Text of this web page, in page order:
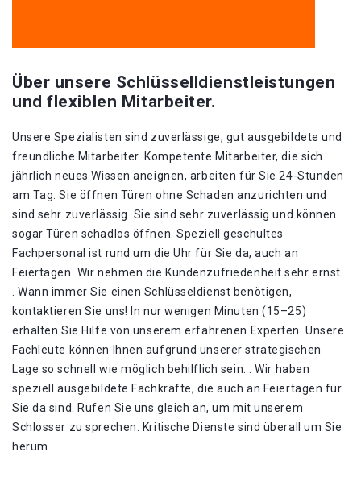
Über unsere Schlüsselldienstleistungen
und flexiblen Mitarbeiter.
Unsere Spezialisten sind zuverlässige, gut ausgebildete und
freundliche Mitarbeiter. Kompetente Mitarbeiter, die sich
jährlich neues Wissen aneignen, arbeiten für Sie 24-Stunden
am Tag. Sie öffnen Türen ohne Schaden anzurichten und
sind sehr zuverlässig. Sie sind sehr zuverlässig und können
sogar Türen schadlos öffnen. Speziell geschultes
Fachpersonal ist rund um die Uhr für Sie da, auch an
Feiertagen. Wir nehmen die Kundenzufriedenheit sehr ernst.
. Wann immer Sie einen Schlüsseldienst benötigen,
kontaktieren Sie uns! In nur wenigen Minuten (15–25)
erhalten Sie Hilfe von unserem erfahrenen Experten. Unsere
Fachleute können Ihnen aufgrund unserer strategischen
Lage so schnell wie möglich behilflich sein. . Wir haben
speziell ausgebildete Fachkräfte, die auch an Feiertagen für
Sie da sind. Rufen Sie uns gleich an, um mit unserem
Schlosser zu sprechen. Kritische Dienste sind überall um Sie
herum.